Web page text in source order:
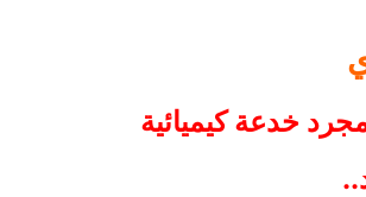
خدعة كيميائية